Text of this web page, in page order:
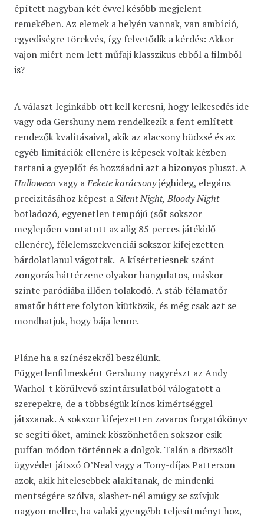
épített nagyban két évvel később megjelent
remekében. Az elemek a helyén vannak, van ambíció,
egyediségre törekvés, így felvetődik a kérdés: Akkor
vajon miért nem lett műfaji klasszikus ebből a filmből
is?
A választ leginkább ott kell keresni, hogy lelkesedés ide
vagy oda Gershuny nem rendelkezik a fent említett
rendezők kvalitásaival, akik az alacsony büdzsé és az
egyéb limitációk ellenére is képesek voltak kézben
tartani a gyeplőt és hozzáadni azt a bizonyos pluszt. A
Halloween vagy aFekete karácsonyjéghideg, elegáns
precizitásához képest aSilent Night, Bloody Night
botladozó, egyenetlen tempójú (sőt sokszor
meglepően vontatott az alig 85 perces játékidő
ellenére), félelemszekvenciái sokszor kifejezetten
bárdolatlanul vágottak. A kísértetiesnek szánt
zongorás háttérzene olyakor hangulatos, máskor
szinte paródiába illően tolakodó. A stáb félamatőr-
amatőr háttere folyton kiütközik, és még csak azt se
mondhatjuk, hogy bája lenne.
Pláne ha a színészekről beszélünk.
Függetlenfilmesként Gershuny nagyrészt az Andy
Warhol-t körülvevő színtársulatból válogatott a
szerepekre, de a többségük kínos kimértséggel
játszanak. A sokszor kifejezetten zavaros forgatókönyv
se segíti őket, aminek köszönhetően sokszor esik-
puffan módon történnek a dolgok. Talán a dörzsölt
ügyvédet játszó O’Neal vagy a Tony-díjas Patterson
azok, akik hitelesebbek alakítanak, de mindenki
mentségére szólva, slasher-nél amúgy se szívjuk
nagyon mellre, ha valaki gyengébb teljesítményt hoz,